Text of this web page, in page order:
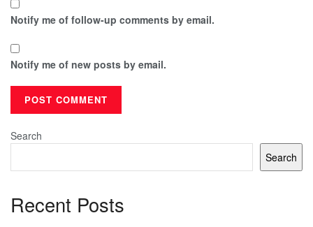
Notify me of follow-up comments by email.
Notify me of new posts by email.
Search
Search
Recent Posts